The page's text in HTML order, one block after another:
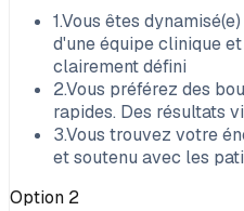
1.Vous êtes
d'une équipe clinique
clairement défini
2.Vous préférez des
rapides. Des résultats
3.Vous trouvez votre
et soutenu avec les
Option 2